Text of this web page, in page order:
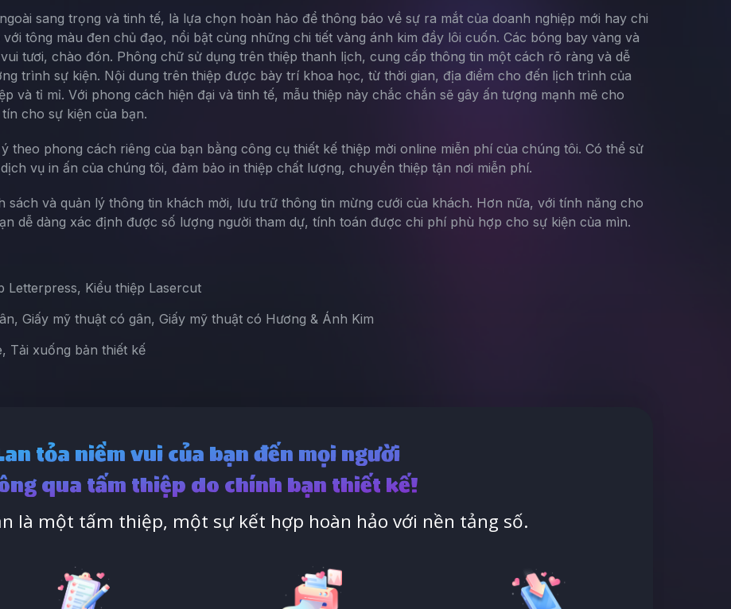
sang trọng và tinh tế, là lựa chọn hoàn hảo để thông báo về sự ra mắt của doanh nghiệp mới hay chi
tông màu đen chủ đạo, nổi bật cùng những chi tiết vàng ánh kim đầy lôi cuốn. Các bóng bay vàng và
tươi, chào đón. Phông chữ sử dụng trên thiệp thanh lịch, cung cấp thông tin một cách rõ ràng và dễ
trình sự kiện. Nội dung trên thiệp được bày trí khoa học, từ thời gian, địa điểm cho đến lịch trình của
và tỉ mỉ. Với phong cách hiện đại và tinh tế, mẫu thiệp này chắc chắn sẽ gây ấn tượng mạnh mẽ cho
cho sự kiện của bạn.
theo phong cách riêng của bạn bằng công cụ thiết kế thiệp mời online miễn phí của chúng tôi. Có thể sử
vụ in ấn của chúng tôi, đảm bảo in thiệp chất lượng, chuyển thiệp tận nơi miễn phí.
sách và quản lý thông tin khách mời, lưu trữ thông tin mừng cưới của khách. Hơn nữa, với tính năng cho
dễ dàng xác định được số lượng người tham dự, tính toán được chi phí phù hợp cho sự kiện của mìn.
Letterpress, Kiểu thiệp Lasercut
Giấy mỹ thuật có gân, Giấy mỹ thuật có Hương & Ánh Kim
Tải xuống bản thiết kế
tỏa niềm vui của bạn đến mọi người
qua tấm thiệp do chính bạn thiết kế!
là một tấm thiệp, một sự kết hợp hoàn hảo với nền tảng số.